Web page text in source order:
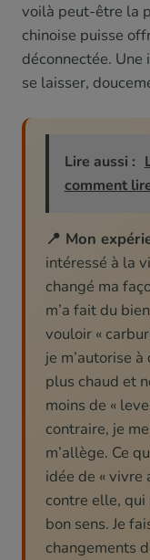
voilà peut-être la
chinoise puisse
déconnectée.
se laisser,
Lire aussi :
comment
📍 Mon
intéressé à la
changé ma
m’a fait du
vouloir «
je m’autorise
plus chaud et
moins de «
contraire, je
m’allège. Ce
idée de « vivre
contre elle,
bon sens. Je
changements